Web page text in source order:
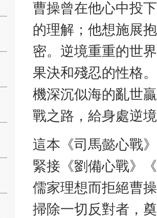
曹操曾在他心中投
的理解；他想施展
密。逆境重重的世
果決和殘忍的性格
機深沉似海的亂世
戰之路，給身處逆
這本《司馬懿心戰
緊接《劉備心戰》
儒家理想而拒絕曹
掃除一切反對者，